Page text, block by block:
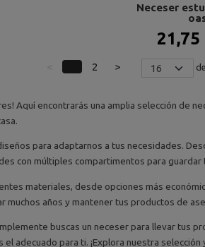
Neceser
21,75
2 >
Aquí encontrarás una amplia selección de
para adaptarnos a tus necesidades.
con múltiples compartimentos para
materiales, desde opciones más
muchos años y mantener tus productos de
buscas un neceser para llevar tus
adecuado para ti. ¡Explora nuestra